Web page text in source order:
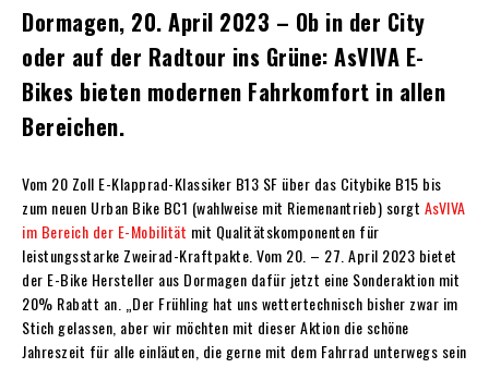
Dormagen, 20. April 2023 – Ob in der City
oder auf der Radtour ins Grüne: AsVIVA E-
Bikes bieten modernen Fahrkomfort in allen
Bereichen.
Vom 20 Zoll E-Klapprad-Klassiker B13 SF über das Citybike B15 bis
zum neuen Urban Bike BC1 (wahlweise mit Riemenantrieb) sorgt AsVIVA
im Bereich der E-Mobilität mit Qualitätskomponenten für
leistungsstarke Zweirad-Kraftpakte. Vom 20. – 27. April 2023 bietet
der E-Bike Hersteller aus Dormagen dafür jetzt eine Sonderaktion mit
20% Rabatt an. „Der Frühling hat uns wettertechnisch bisher zwar im
Stich gelassen, aber wir möchten mit dieser Aktion die schöne
Jahreszeit für alle einläuten, die gerne mit dem Fahrrad unterwegs sein